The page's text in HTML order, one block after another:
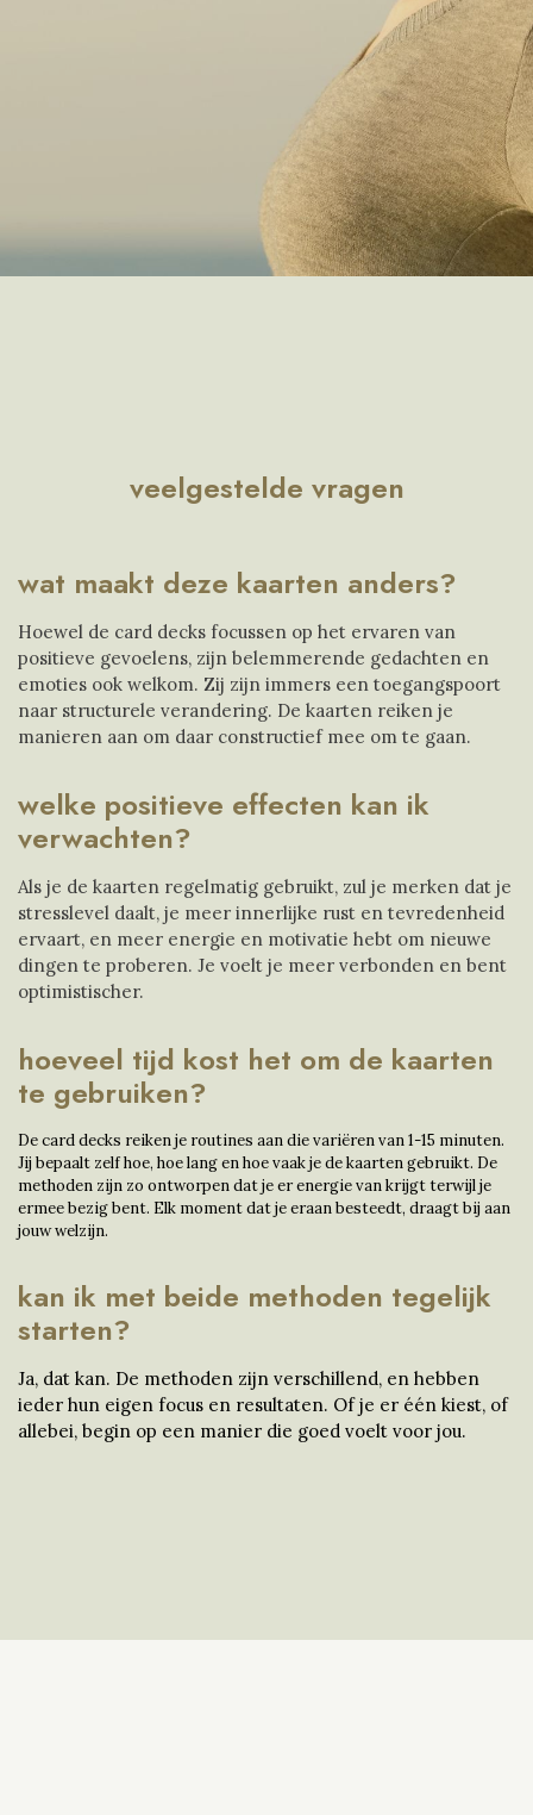
veelgestelde vragen
wat maakt deze ​kaarten anders?
Hoewel de card decks focussen ​op het ervaren van
positieve ​gevoelens, zijn belemmerende ​gedachten en
emoties ook ​welkom. Zij zijn immers een ​toegangspoort
naar structurele ​verandering. De kaarten reiken je
manieren aan om daar constructief mee om te gaan.
welke positieve effecten ​kan ik
verwachten?
Als je de kaarten regelmatig ​gebruikt, zul je merken dat je
​stresslevel daalt, je meer ​innerlijke rust en tevredenheid ​
ervaart, en meer energie en ​motivatie hebt om nieuwe
dingen ​te proberen. Je voelt je meer verbonden en bent
optimistischer.
hoeveel tijd kost het om ​de kaarten
te gebruiken?
De card decks reiken je ​routines aan die variëren van 1-15 minuten.
Jij bepaalt zelf hoe, hoe lang en ​hoe vaak je de kaarten gebruikt. ​De
methoden zijn zo ontworpen dat je er energie van krijgt terwijl je
ermee bezig bent. Elk moment dat je eraan ​besteedt, draagt bij aan
jouw ​welzijn.
kan ik met beide methoden tegelijk
starten?
Ja, dat kan. De methoden zijn verschillend, en hebben
ieder hun eigen focus en resultaten. Of je er één kiest, of
allebei, begin op een manier die goed voelt voor jou.